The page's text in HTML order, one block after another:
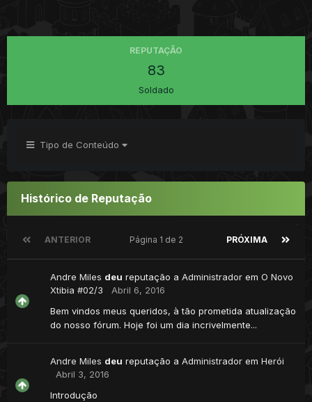
REPUTAÇÃO
83
Soldado
Tipo de Conteúdo
Histórico de Reputação
ANTERIOR PRÓXIMA
Página 1 de 2
Andre Miles deu reputação a Administrador em O Novo
Xtibia #02/3
Abril 6, 2016
Bem vindos meus queridos, à tão prometida atualização
do nosso fórum. Hoje foi um dia incrivelmente...
Andre Miles deu reputação a Administrador em Herói
Abril 3, 2016
Introdução